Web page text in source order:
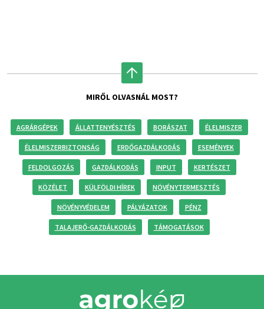
MIRŐL OLVASNÁL MOST?
AGRÁRGÉPEK ÁLLATTENYÉSZTÉS BORÁSZAT ÉLELMISZER
ÉLELMISZERBIZTONSÁG ERDŐGAZDÁLKODÁS ESEMÉNYEK
FELDOLGOZÁS GAZDÁLKODÁS INPUT KERTÉSZET
KÖZÉLET KÜLFÖLDI HÍREK NÖVÉNYTERMESZTÉS
NÖVÉNYVÉDELEM PÁLYÁZATOK PÉNZ
TALAJERŐ-GAZDÁLKODÁS TÁMOGATÁSOK